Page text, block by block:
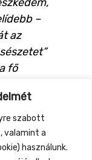
szabott
valamint a
használunk.
–
az
fő